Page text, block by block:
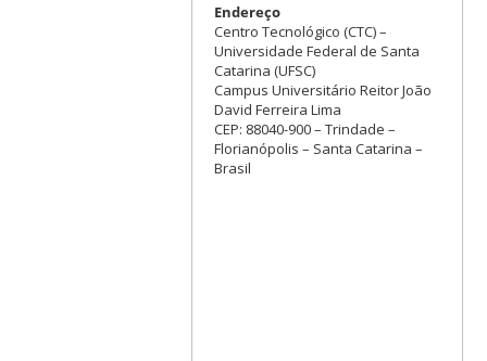
Endereço
Centro Tecnológico (CTC) –
Universidade Federal de Santa
Catarina (UFSC)
Campus Universitário Reitor João
David Ferreira Lima
CEP: 88040-900 – Trindade –
Florianópolis – Santa Catarina –
Brasil